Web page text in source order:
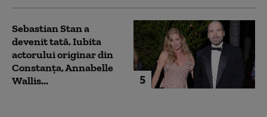
5
Sebastian Stan a
devenit tată. Iubita
actorului originar din
Constanța, Annabelle
Wallis...